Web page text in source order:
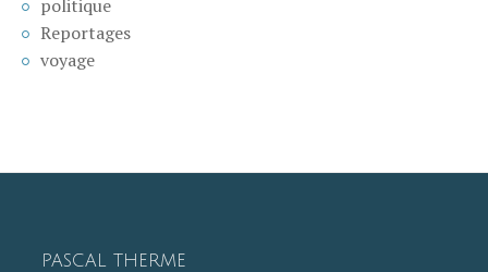
politique
Reportages
voyage
PASCAL THERME